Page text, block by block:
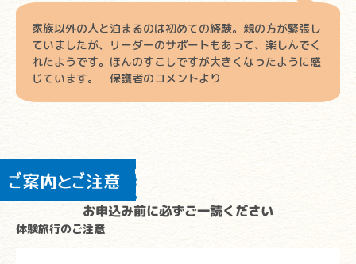
家族以外の人と泊まるのは初めての経験。親の方が緊張し
ていましたが、リーダーのサポートもあって、楽しんでく
れたようです。ほんのすこしですが大きくなったように感
じています。 保護者のコメントより
ご案内とご注意
お申込み前に必ずご一読ください
体験旅行のご注意